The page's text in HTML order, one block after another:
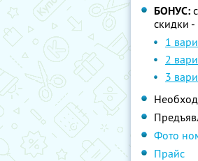
БОНУС:
скидки -
1
2
3
Фото
Прайс